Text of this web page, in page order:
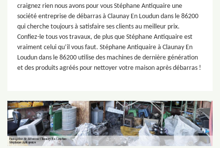
craignez rien nous avons pour vous Stéphane Antiquaire une
société entreprise de débarras à Claunay En Loudun dans le 86200
qui cherche toujours à satisfaire ses clients au meilleur prix.
Confiez-le tous vos travaux, de plus que Stéphane Antiquaire est
vraiment celui qu’il vous faut. Stéphane Antiquaire à Claunay En
Loudun dans le 86200 utilise des machines de dernière génération
et des produits agréés pour nettoyer votre maison après débarras !